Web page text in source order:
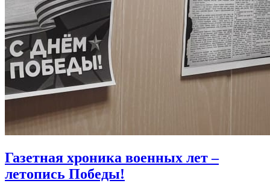
Газетная хроника военных лет –
летопись Победы!